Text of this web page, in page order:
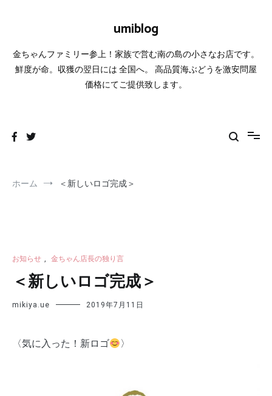
umiblog
金ちゃんファミリー参上！家族で営む南の島の小さなお店です。
鮮度が命。収獲の翌日には 全国へ。 高品質海ぶどうを激安問屋
価格にてご提供致します。
ホーム ＜新しいロゴ完成＞
お知らせ , 金ちゃん店長の独り言
＜新しいロゴ完成＞
mikiya.ue 2019年7月11日
〈気に入った！新ロゴ 〉